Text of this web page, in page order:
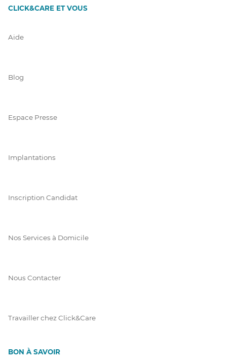
CLICK&CARE ET VOUS
Aide
Blog
Espace Presse
Implantations
Inscription Candidat
Nos Services à Domicile
Nous Contacter
Travailler chez Click&Care
BON À SAVOIR